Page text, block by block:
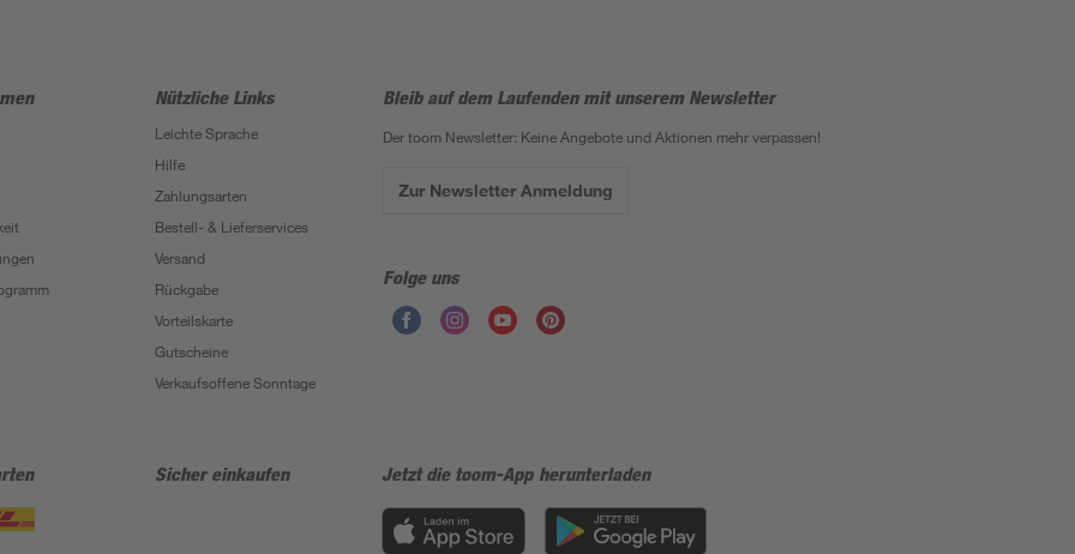
Nützliche Links
Leichte Sprache
Hilfe
Zahlungsarten
Bestell- & Lieferservices
Versand
Rückgabe
Vorteilskarte
Gutscheine
Verkaufsoffene Sonntage
Bleib auf dem Laufenden mit unserem Newsletter
Der toom Newsletter: Keine Angebote und Aktionen mehr verpassen!
Zur Newsletter Anmeldung
Folge uns
Sicher einkaufen Jetzt die toom-App herunterladen